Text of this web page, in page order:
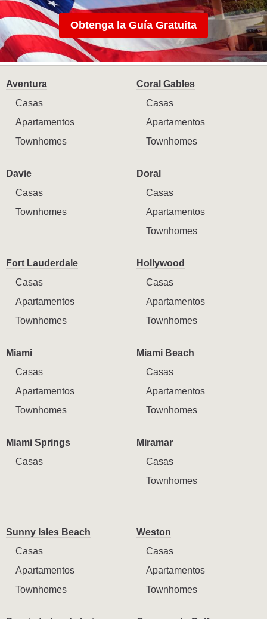
Obtenga la Guía Gratuita
Aventura
Casas
Apartamentos
Townhomes
Coral Gables
Casas
Apartamentos
Townhomes
Davie
Casas
Townhomes
Doral
Casas
Apartamentos
Townhomes
Fort Lauderdale
Casas
Apartamentos
Townhomes
Hollywood
Casas
Apartamentos
Townhomes
Miami
Casas
Apartamentos
Townhomes
Miami Beach
Casas
Apartamentos
Townhomes
Miami Springs
Casas
Miramar
Casas
Townhomes
Sunny Isles Beach
Casas
Apartamentos
Townhomes
Weston
Casas
Apartamentos
Townhomes